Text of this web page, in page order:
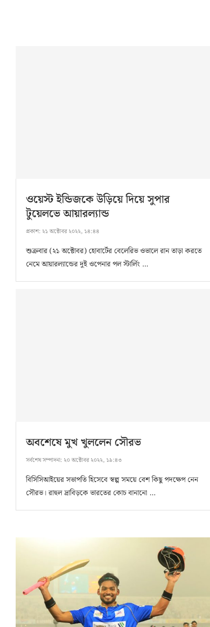
ওয়েস্ট ইন্ডিজকে উড়িয়ে দিয়ে সুপার
টুয়েলভে আয়ারল্যান্ড
প্রকাশ: ২১ অক্টোবর ২০২২, ১৪:৪৪
শুক্রবার (২১ অক্টোবর) হোবার্টের বেলেরিভ ওভালে রান তাড়া করতে
নেমে আয়ারল্যান্ডের দুই ওপেনার পল স্টার্লিং …
অবশেষে মুখ খুললেন সৌরভ
সর্বশেষ সম্পাদনা: ২০ অক্টোবর ২০২২, ১৯:৪৩
বিসিসিআইয়ের সভাপতি হিসেবে স্বল্প সময়ে বেশ কিছু পদক্ষেপ নেন
সৌরভ। রাহুল দ্রাবিড়কে ভারতের কোচ বানানো …